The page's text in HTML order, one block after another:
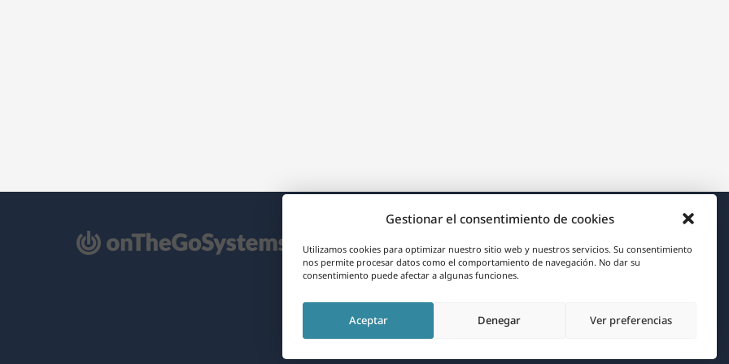
Gestionar el consentimiento de cookies
Utilizamos cookies para optimizar nuestro sitio web y nuestros servicios. Su consentimiento
nos permite procesar datos como el comportamiento de navegación. No dar su
consentimiento puede afectar a algunas funciones.
Aceptar Denegar Ver preferencias
Acerca de WPML
RGPD y Política de Privacidad
abre